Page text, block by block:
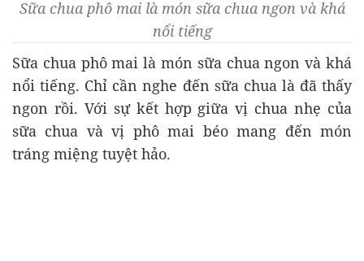
Sữa chua phô mai là món sữa chua ngon và khá
nổi tiếng
Sữa chua phô mai là món sữa chua ngon và khá
nổi tiếng. Chỉ cần nghe đến sữa chua là đã thấy
ngon rồi. Với sự kết hợp giữa vị chua nhẹ của
sữa chua và vị phô mai béo mang đến món
tráng miệng tuyệt hảo.